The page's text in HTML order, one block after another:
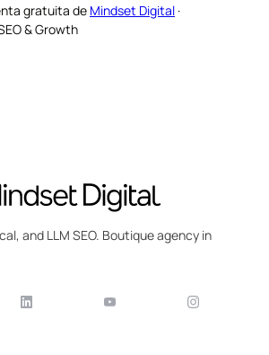
gratuita de Mindset Digital ·
& Growth
and LLM SEO. Boutique agency in